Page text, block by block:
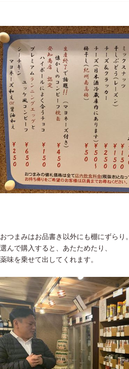
おつまみはお品書き以外にも棚にずらり。
選んで購入すると、あたためたり、
薬味を乗せて出してくれます。